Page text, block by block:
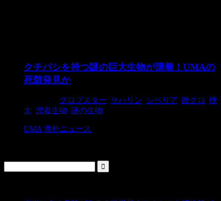
クチバシを持つ謎の巨大生物が漂着！UMAの
死骸発見か
グロブスター サハリン シベリア 微グロ
樺
太 漂着生物 謎の生物
UMA 海外ニュース